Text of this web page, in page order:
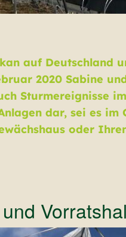
auf Deutschland
2020 Sabine
Sturmereignisse
dar, sei es im
oder